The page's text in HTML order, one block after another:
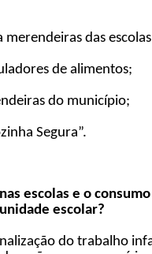
das
de alimentos;
do município;
Segura”.
escolas e o consumo
escolar?
do trabalho